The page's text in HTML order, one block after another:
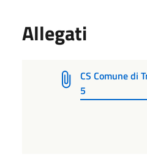
Allegati
CS Comune di
5